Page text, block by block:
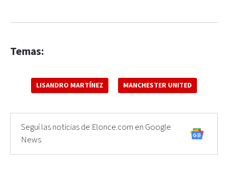
Temas:
LISANDRO MARTÍNEZ MANCHESTER UNITED
Seguí las noticias de Elonce.com en Google
News